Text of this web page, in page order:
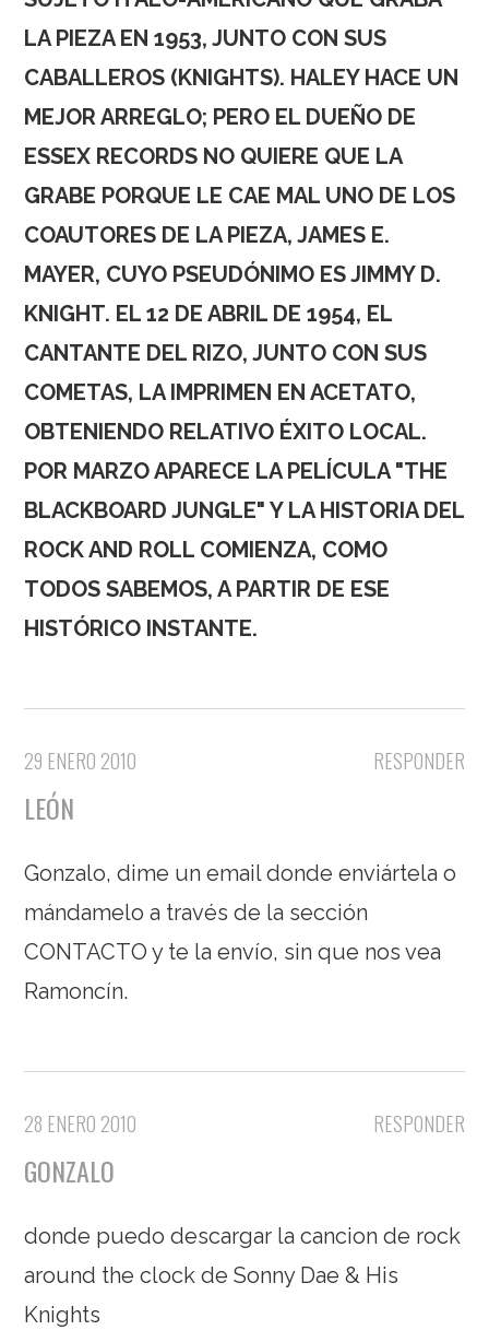
LA PIEZA EN 1953, JUNTO CON SUS
CABALLEROS (KNIGHTS). HALEY HACE UN
MEJOR ARREGLO; PERO EL DUEÑO DE
ESSEX RECORDS NO QUIERE QUE LA
GRABE PORQUE LE CAE MAL UNO DE LOS
COAUTORES DE LA PIEZA, JAMES E.
MAYER, CUYO PSEUDÓNIMO ES JIMMY D.
KNIGHT. EL 12 DE ABRIL DE 1954, EL
CANTANTE DEL RIZO, JUNTO CON SUS
COMETAS, LA IMPRIMEN EN ACETATO,
OBTENIENDO RELATIVO ÉXITO LOCAL.
POR MARZO APARECE LA PELÍCULA "THE
BLACKBOARD JUNGLE" Y LA HISTORIA DEL
ROCK AND ROLL COMIENZA, COMO
TODOS SABEMOS, A PARTIR DE ESE
HISTÓRICO INSTANTE.
RESPONDER
29 ENERO 2010
LEÓN
Gonzalo, dime un email donde enviártela o
mándamelo a través de la sección
CONTACTO y te la envío, sin que nos vea
Ramoncín.
RESPONDER
28 ENERO 2010
GONZALO
donde puedo descargar la cancion de rock
around the clock de Sonny Dae & His
Knights